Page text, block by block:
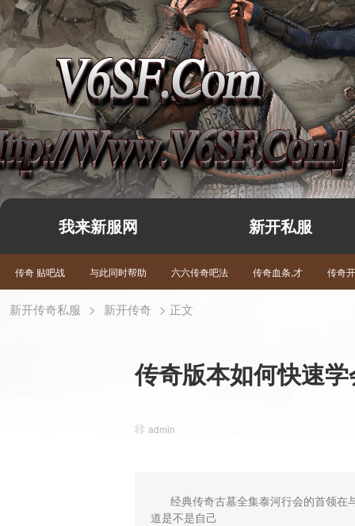
我来新服网 新开私服
传奇 贴吧战 与此同时帮助 六六传奇吧法 传奇血条,才 传奇
新开传奇私服 > 新开传奇 > 正文
传奇版本如何快速
admin
经典传奇古墓全集泰河行会的首领在
道是不是自己